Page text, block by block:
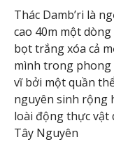
Thác Damb’ri là
cao 40m một
bọt trắng xóa cả
mình trong
vĩ bởi một quần
nguyên sinh rộng
loài động thực vật
Tây Nguyên